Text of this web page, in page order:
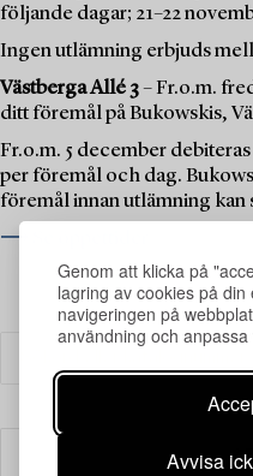
Genom att klicka på
lagring av cookies på
navigeringen på
användning och
Avvisa
följande dagar; 21–22
Ingen utlämning erbjuds
Västberga Allé 3– Fr.o.m.
ditt föremål på Bukowskis,
Fr.o.m. 5 december
per föremål och dag.
föremål innan utlämning kan
⟶ Se öppettider